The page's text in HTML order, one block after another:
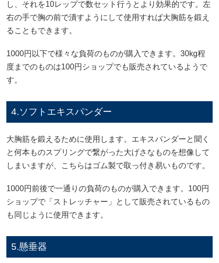
し、それを10レップで数セット行うとより効果的です。左
右の手で胸の前で潰すようにして使用すれば大胸筋を鍛え
ることもできます。
1000円以下で様々な負荷のものが購入できます。30kg程
度までのものは100円ショップでも販売されているようで
す。
4.ソフトエキスパンダー
大胸筋を鍛えるために使用します。エキスパンダーと聞く
と何本ものスプリングで繋がった大げさなものを想像して
しまいますが、こちらはゴム製で取っ付き易いものです。
1000円前後で一通りの負荷のものが購入できます。100円
ショップで「ストレッチャー」として販売されているもの
も同じように使用できます。
5.懸垂器